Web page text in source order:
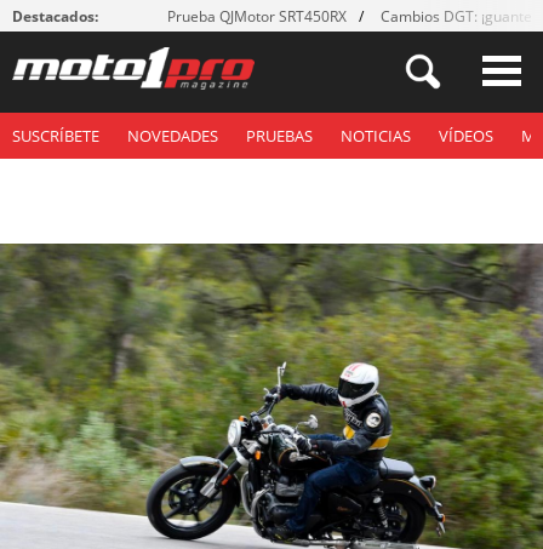
Destacados: Prueba QJMotor SRT450RX Cambios DGT: ¡guantes!
SUSCRÍBETE NOVEDADES PRUEBAS NOTICIAS VÍDEOS